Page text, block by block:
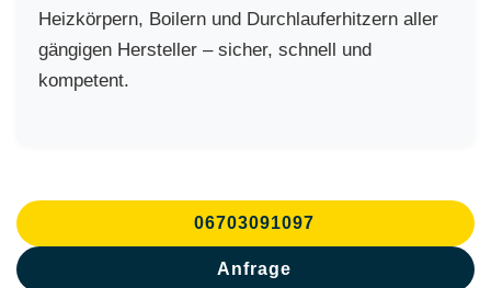
Heizkörpern, Boilern und Durchlauferhitzern aller
gängigen Hersteller – sicher, schnell und
kompetent.
06703091097
Anfrage